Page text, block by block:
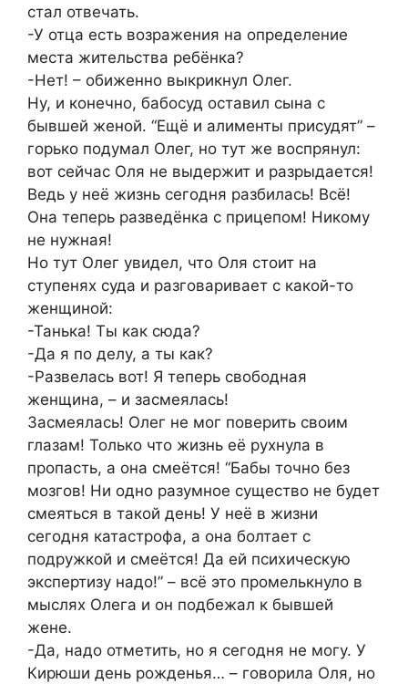
стал отвечать.
-У отца есть возражения на определение
места жительства ребёнка?
-Нет! – обиженно выкрикнул Олег.
Ну, и конечно, бабосуд оставил сына с
бывшей женой. “Ещё и алименты присудят” –
горько подумал Олег, но тут же воспрянул:
вот сейчас Оля не выдержит и разрыдается!
Ведь у неё жизнь сегодня разбилась! Всё!
Она теперь разведёнка с прицепом! Никому
не нужная!
Но тут Олег увидел, что Оля стоит на
ступенях суда и разговаривает с какой-то
женщиной:
-Танька! Ты как сюда?
-Да я по делу, а ты как?
-Развелась вот! Я теперь свободная
женщина, – и засмеялась!
Засмеялась! Олег не мог поверить своим
глазам! Только что жизнь её рухнула в
пропасть, а она смеётся! “Бабы точно без
мозгов! Ни одно разумное существо не будет
смеяться в такой день! У неё в жизни
сегодня катастрофа, а она болтает с
подружкой и смеётся! Да ей психическую
экспертизу надо!” – всё это промелькнуло в
мыслях Олега и он подбежал к бывшей
жене.
-Да, надо отметить, но я сегодня не могу. У
Кирюши день рожденья… – говорила Оля, но